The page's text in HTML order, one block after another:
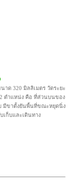
าด 320 มิลลิเมตร วัดระยะ
2 ตำแหน่ง คือ ที่ส่วนบนของ
มีขาตั้งยันพื้นที่ขณะหยุดนิ่ง
เก็บและเดินทาง